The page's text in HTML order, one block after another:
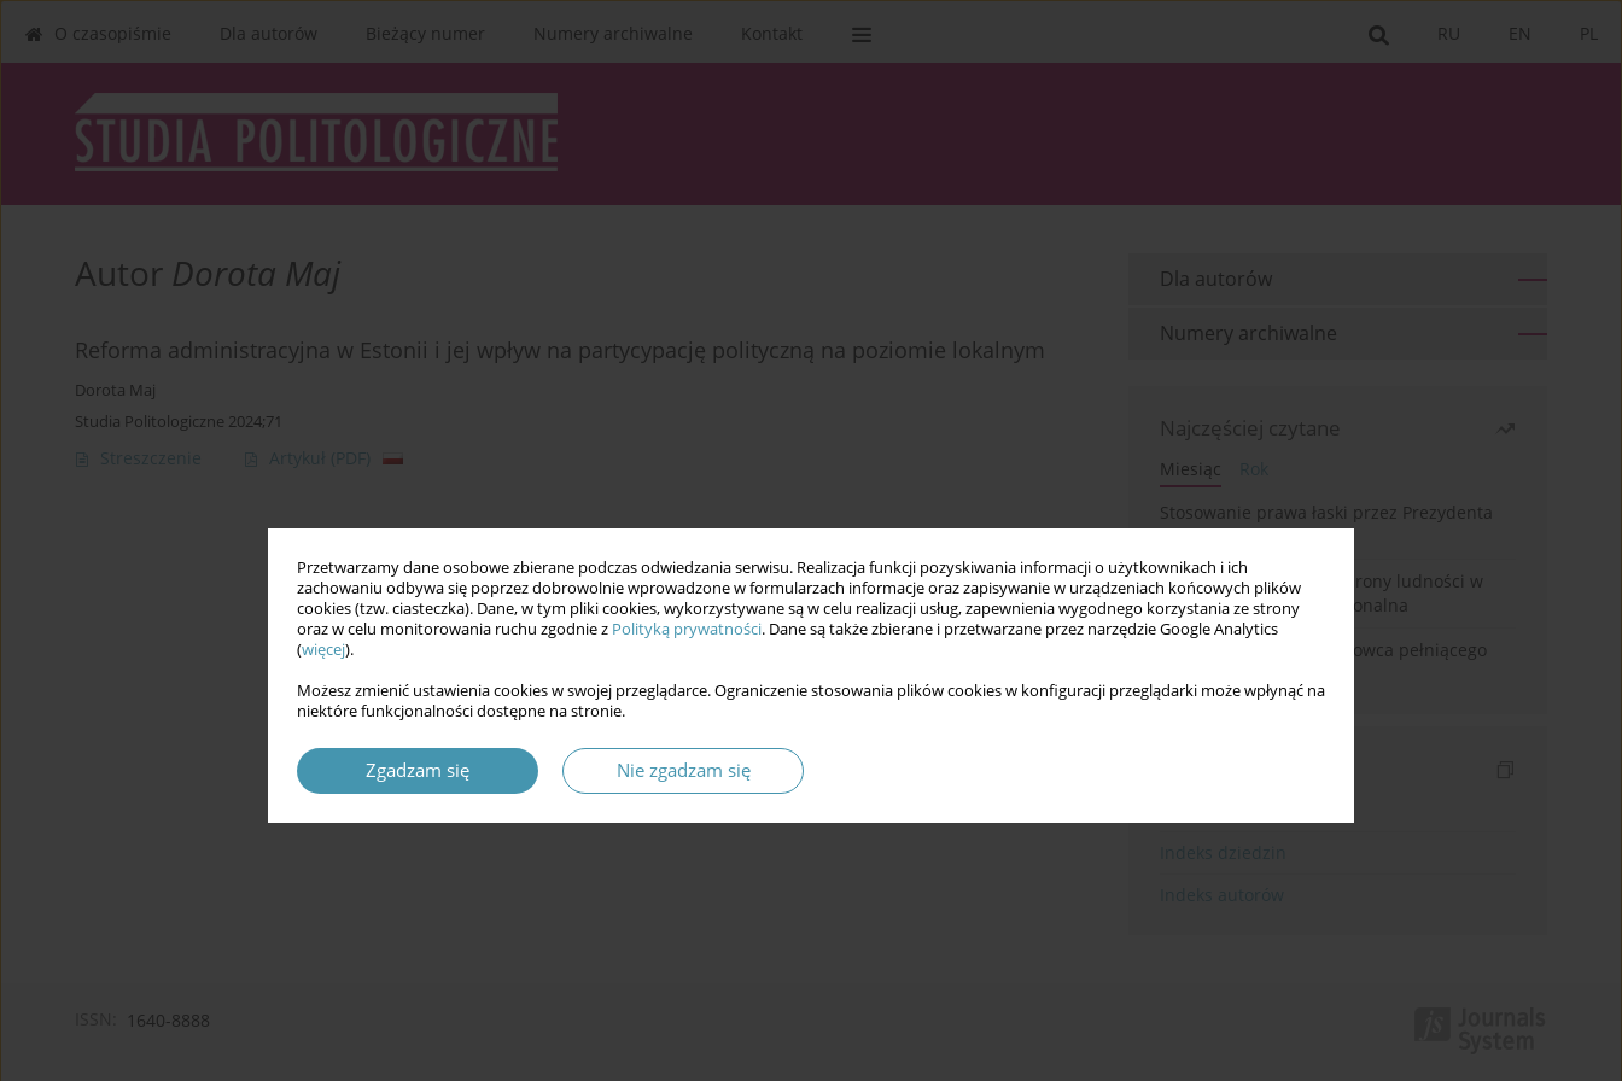
Przetwarzamy dane osobowe zbierane podczas odwiedzania serwisu. Realizacja funkcji pozyskiwania informacji o użytkownikach i ich
zachowaniu odbywa się poprzez dobrowolnie wprowadzone w formularzach informacje oraz zapisywanie w urządzeniach końcowych plików
cookies (tzw. ciasteczka). Dane, w tym pliki cookies, wykorzystywane są w celu realizacji usług, zapewnienia wygodnego korzystania ze strony
oraz w celu monitorowania ruchu zgodnie z Polityką prywatności. Dane są także zbierane i przetwarzane przez narzędzie Google Analytics
(więcej).
Możesz zmienić ustawienia cookies w swojej przeglądarce. Ograniczenie stosowania plików cookies w konfiguracji przeglądarki może wpłynąć na
niektóre funkcjonalności dostępne na stronie.
Zgadzam się Nie zgadzam się
PL
EN
RU
O czasopiśmie Dla autorów Bieżący numer Numery archiwalne Kontakt
Autor Dorota Maj
Reforma administracyjna w Estonii i jej wpływ na partycypację polityczną na poziomie lokalnym
Dorota Maj
Studia Politologiczne 2024;71
Streszczenie Artykuł (PDF)
Dla autorów
Numery archiwalne
Najczęściej czytane
Miesiąc
Stosowanie prawa łaski przez Prezydenta
Odbudowa systemu ochrony ludności w
Polsce. Analiza instytucjonalna
Odpowiedzialność naukowca pełniącego
1640-8888